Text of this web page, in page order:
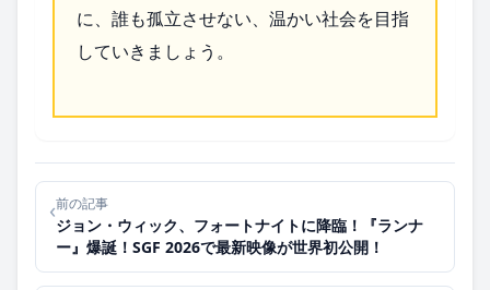
に、誰も孤立させない、温かい社会を目指
していきましょう。
‹前の記事
ジョン・ウィック、フォートナイトに降臨！『ランナ
ー』爆誕！SGF 2026で最新映像が世界初公開！